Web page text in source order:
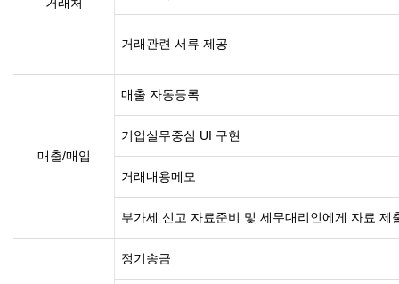
거래관련 서류 제공
매출/매입
매출 자동등록
기업실무중심 UI 구현
거래내용메모
부가세 신고 자료준비 및 세무대리인에게 자료 제
정기송금